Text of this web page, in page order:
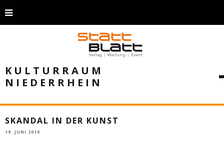
KULTURRAUM
NIEDERRHEIN
SKANDAL IN DER KUNST
19. JUNI 2019